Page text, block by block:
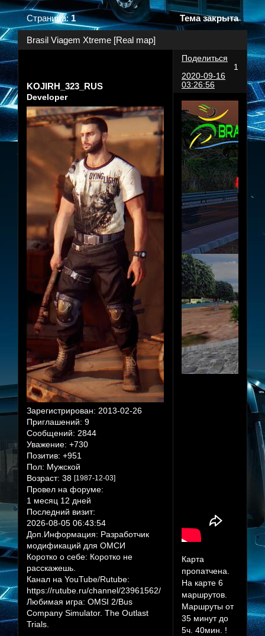
Brasil Viagem Xtreme [Real map]
Страница:1 Тема закрыта
Поделиться
1
2020-09-16
03:26:56
KOJIRH_323_RUS
Developer
Зарегистрирован: 2013-02-26
Приглашений: 9
Сообщений: 2844
Уважение: +730
Позитив: +951
Пол: Мужской
Возраст: 38 [1987-12-03]
Провел на форуме:
1 месяц 12 дней
Последний визит:
2026-08-05 06:43:54
Доп.Информация: Разработчик
модификаций для ОМСИ
Коротко о себе: Коротко не
расскажешь.
Канал на YouTube/Rutube:
https://rutube.ru/channel/23961562/
Любимая игра: OMSI 2/Bus
Company Simulator. The Outlast
Trials.
Карта
пропатчена.
На карте 6
маршрутов.
Маршруты от
35 минут до
5ч. 40мин. !